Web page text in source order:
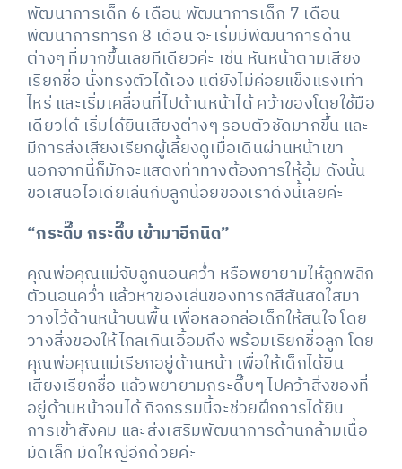
พัฒนาการเด็ก 6 เดือน พัฒนาการเด็ก 7 เดือน
พัฒนาการทารก 8 เดือน จะเริ่มมีพัฒนาการด้าน
ต่างๆ ที่มากขึ้นเลยทีเดียวค่ะ เช่น หันหน้าตามเสียง
เรียกชื่อ นั่งทรงตัวได้เอง แต่ยังไม่ค่อยแข็งแรงเท่า
ไหร่ และเริ่มเคลื่อนที่ไปด้านหน้าได้ คว้าของโดยใช้มือ
เดียวได้ เริ่มได้ยินเสียงต่างๆ รอบตัวชัดมากขึ้น และ
มีการส่งเสียงเรียกผู้เลี้ยงดูเมื่อเดินผ่านหน้าเขา
นอกจากนี้ก็มักจะแสดงท่าทางต้องการให้อุ้ม ดังนั้น
ขอเสนอไอเดียเล่นกับลูกน้อยของเราดังนี้เลยค่ะ
“กระดึ๊บ กระดึ๊บ เข้ามาอีกนิด”
คุณพ่อคุณแม่จับลูกนอนคว่ำ หรือพยายามให้ลูกพลิก
ตัวนอนคว่ำ แล้วหาของเล่นของทารกสีสันสดใสมา
วางไว้ด้านหน้าบนพื้น เพื่อหลอกล่อเด็กให้สนใจ โดย
วางสิ่งของให้ไกลเกินเอื้อมถึง พร้อมเรียกชื่อลูก โดย
คุณพ่อคุณแม่เรียกอยู่ด้านหน้า เพื่อให้เด็กได้ยิน
เสียงเรียกชื่อ แล้วพยายามกระดึ๊บๆ ไปคว้าสิ่งของที่
อยู่ด้านหน้าจนได้ กิจกรรมนี้จะช่วยฝึกการได้ยิน
การเข้าสังคม และส่งเสริมพัฒนาการด้านกล้ามเนื้อ
มัดเล็ก มัดใหญ่อีกด้วยค่ะ